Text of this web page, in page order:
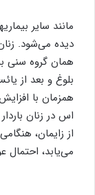
مانند سایر
دیده می‌شود.
همان گروه سنی
بلوغ و بعد از
همزمان با
اس در زنان
از زایمان،
می‌یابد، احتمال